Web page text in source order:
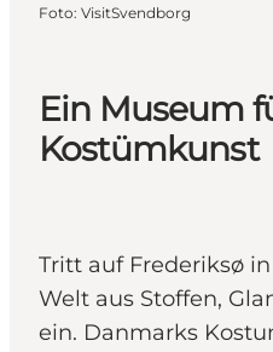
Ein Museum
Kostümkunst
Tritt auf Frederiksø
Welt aus Stoffen,
ein. Danmarks
Foto: VisitSvendborg